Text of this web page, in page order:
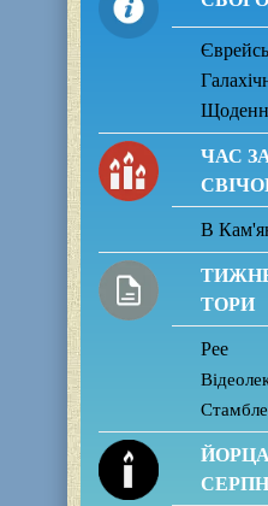
ЧАС
В
ТОРИ
Рее